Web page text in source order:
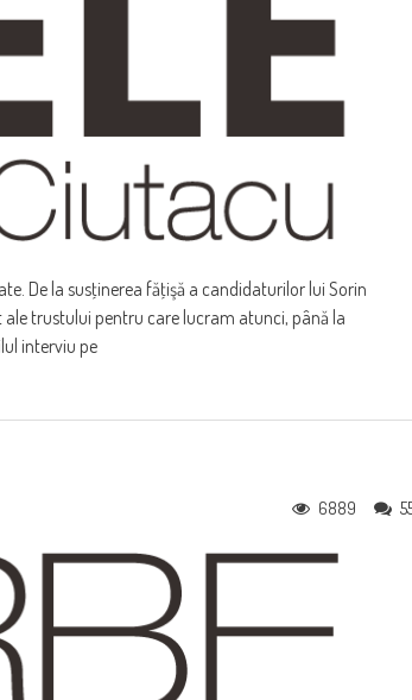
De la susţinerea făţişă a candidaturilor lui Sorin
trustului pentru care lucram atunci, până la
interviu pe
6889